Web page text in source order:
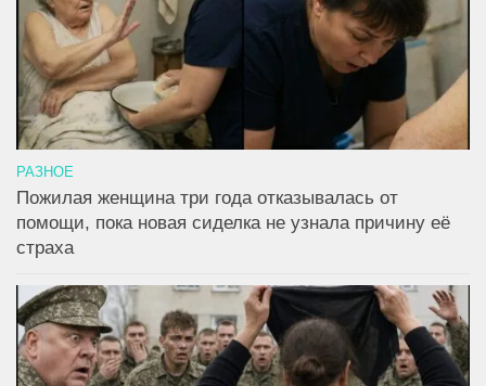
РАЗНОЕ
Пожилая женщина три года отказывалась от
помощи, пока новая сиделка не узнала причину её
страха